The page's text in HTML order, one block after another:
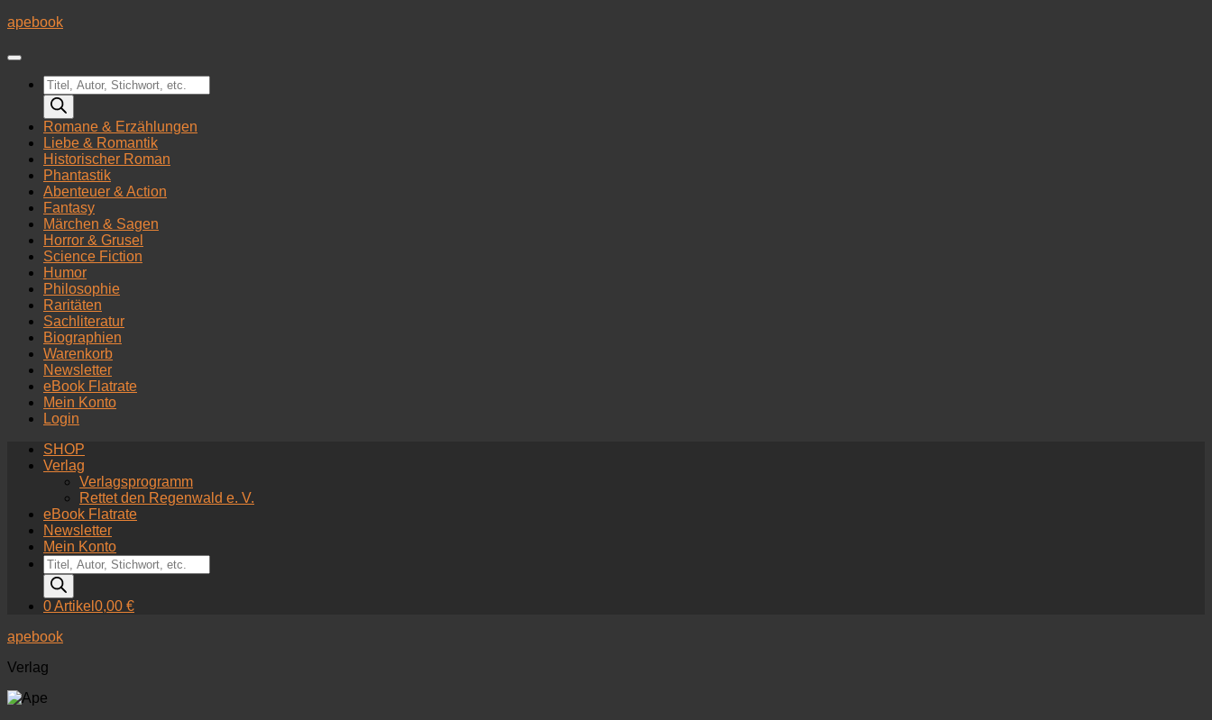
Zum
springen
apebook
Products
search
Romane & Erzählungen
Liebe & Romantik
Historischer Roman
Phantastik
Abenteuer & Action
Fantasy
Märchen & Sagen
Horror & Grusel
Science Fiction
Humor
Philosophie
Raritäten
Sachliteratur
Biographien
Warenkorb
Newsletter
eBook Flatrate
Mein Konto
Login
SHOP
Verlag
Verlagsprogramm
Rettet den Regenwald e. V.
eBook Flatrate
Newsletter
Mein Konto
Products
search
0 Artikel 0,00 €
apebook
Verlag